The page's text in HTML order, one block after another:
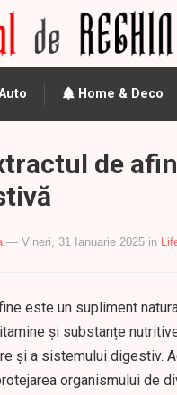
Home & Deco
de
— Vineri, 31 Ianuarie 2025 in
este un supliment
și substanțe
și a sistemului digestiv.
organismului de